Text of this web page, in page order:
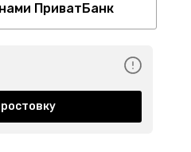
ПриватБанк